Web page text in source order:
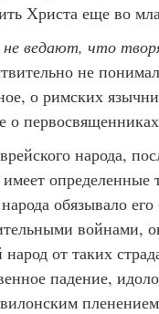
Христа еще во
ведают, что
не
о римских
народа,
определенные
обязывало
войнами,
от таких
падение,